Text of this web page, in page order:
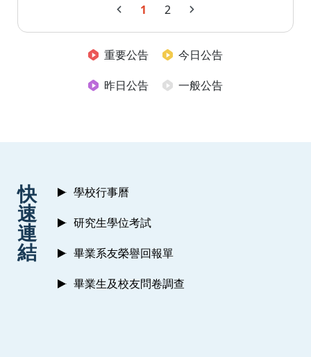
1 2
重要公告
今日公告
昨日公告
一般公告
快
速
連
結
學校行事曆
研究生學位考試
畢業系友榮譽回報單
畢業生及校友問卷調查